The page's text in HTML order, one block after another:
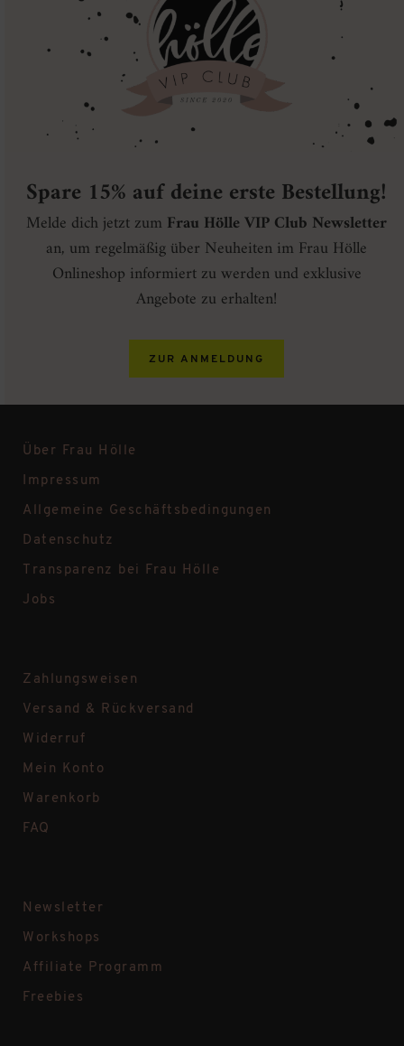
Spare 15% auf deine erste Bestellung!
Melde dich jetzt zum Frau Hölle VIP Club Newsletter
an, um regelmäßig über Neuheiten im Frau Hölle
Onlineshop informiert zu werden und exklusive
Angebote zu erhalten!
ZUR ANMELDUNG
Über Frau Hölle
Impressum
Allgemeine Geschäftsbedingungen
Datenschutz
Transparenz bei Frau Hölle
Jobs
Zahlungsweisen
Versand & Rückversand
Widerruf
Mein Konto
Warenkorb
FAQ
Newsletter
Workshops
Affiliate Programm
Freebies